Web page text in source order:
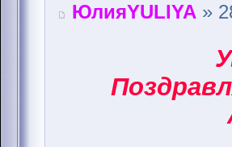
ЮлияYULIYA »